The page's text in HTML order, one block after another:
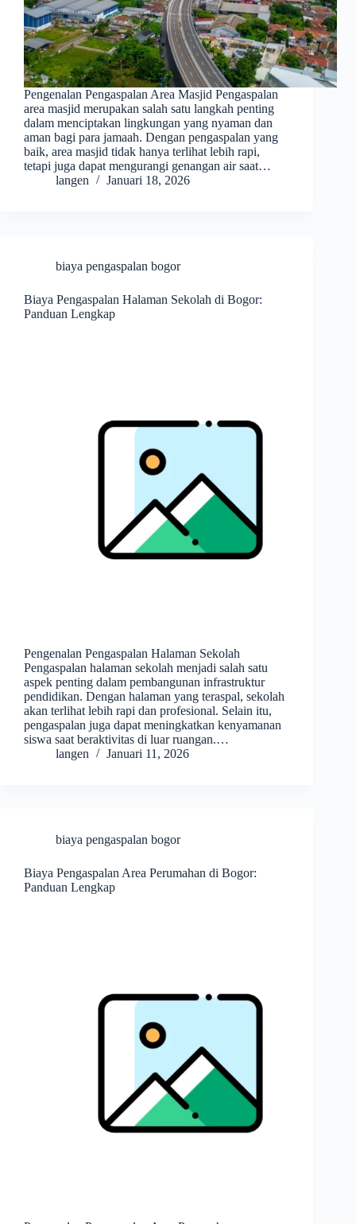
Pengenalan Pengaspalan Area Masjid Pengaspalan
area masjid merupakan salah satu langkah penting
dalam menciptakan lingkungan yang nyaman dan
aman bagi para jamaah. Dengan pengaspalan yang
baik, area masjid tidak hanya terlihat lebih rapi,
tetapi juga dapat mengurangi genangan air saat…
langen
Januari 18, 2026
biaya pengaspalan bogor
Biaya Pengaspalan Halaman Sekolah di Bogor:
Panduan Lengkap
Pengenalan Pengaspalan Halaman Sekolah
Pengaspalan halaman sekolah menjadi salah satu
aspek penting dalam pembangunan infrastruktur
pendidikan. Dengan halaman yang teraspal, sekolah
akan terlihat lebih rapi dan profesional. Selain itu,
pengaspalan juga dapat meningkatkan kenyamanan
siswa saat beraktivitas di luar ruangan.…
langen
Januari 11, 2026
biaya pengaspalan bogor
Biaya Pengaspalan Area Perumahan di Bogor:
Panduan Lengkap